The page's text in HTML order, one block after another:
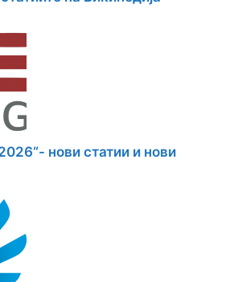
нови статии и нови